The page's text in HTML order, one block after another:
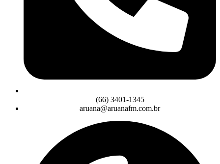
(66) 3401-1345
aruana@aruanafm.com.br